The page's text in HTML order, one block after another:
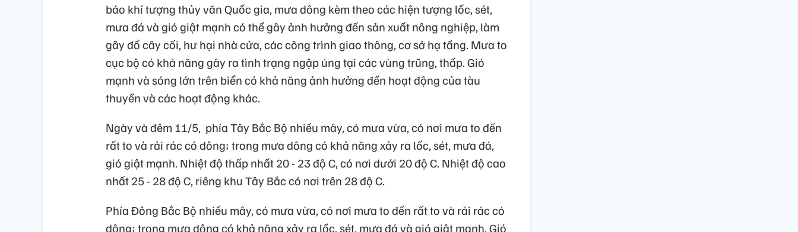
báo khí tượng thủy văn Quốc gia, mưa dông kèm theo các hiện tượng lốc, sét,
mưa đá và gió giật mạnh có thể gây ảnh hưởng đến sản xuất nông nghiệp, làm
gãy đổ cây cối, hư hại nhà cửa, các công trình giao thông, cơ sở hạ tầng. Mưa to
cục bộ có khả năng gây ra tình trạng ngập úng tại các vùng trũng, thấp. Gió
mạnh và sóng lớn trên biển có khả năng ảnh hưởng đến hoạt động của tàu
thuyền và các hoạt động khác.
Ngày và đêm 11/5, phía Tây Bắc Bộ nhiều mây, có mưa vừa, có nơi mưa to đến
rất to và rải rác có dông; trong mưa dông có khả năng xảy ra lốc, sét, mưa đá,
gió giật mạnh. Nhiệt độ thấp nhất 20 - 23 độ C, có nơi dưới 20 độ C. Nhiệt độ cao
nhất 25 - 28 độ C, riêng khu Tây Bắc có nơi trên 28 độ C.
Phía Đông Bắc Bộ nhiều mây, có mưa vừa, có nơi mưa to đến rất to và rải rác có
dông; trong mưa dông có khả năng xảy ra lốc, sét, mưa đá và gió giật mạnh. Gió